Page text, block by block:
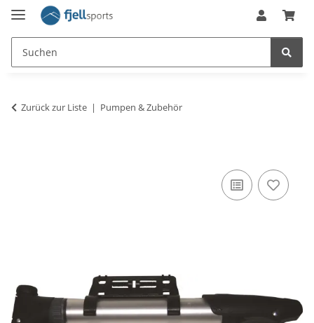
Zurück zur Liste Pumpen & Zubehör